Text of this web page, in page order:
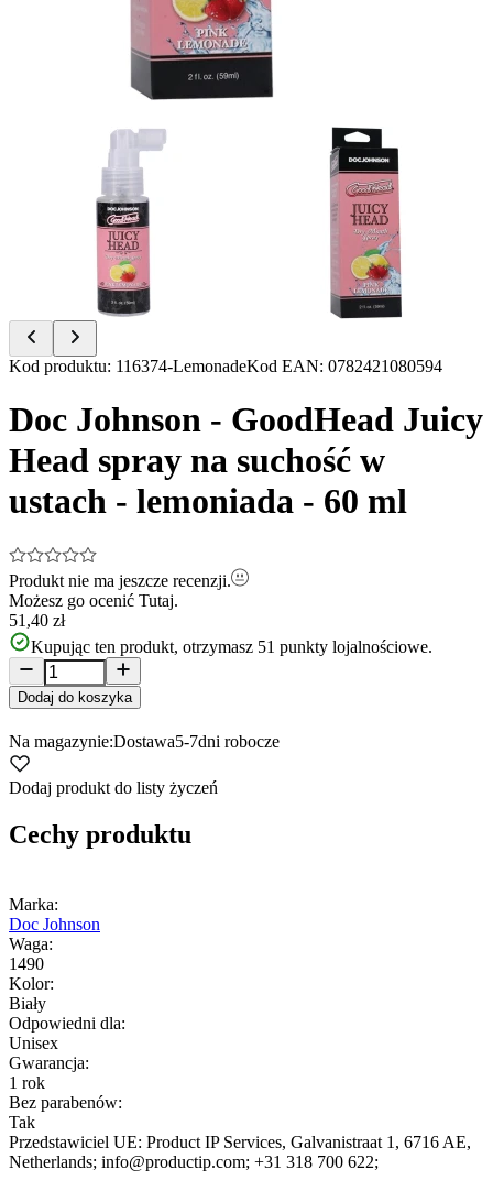
Item
of
Kod produktu: 116374-LemonadeKod EAN: 0782421080594
Doc Johnson - GoodHead Juicy
Head spray na suchość w
ustach - lemoniada - 60 ml
Produkt nie ma jeszcze recenzji.
Możesz go ocenić Tutaj.
51,40 zł
Kupując ten produkt, otrzymasz 51 punkty lojalnościowe.
Dodaj do koszyka
Na magazynie:Dostawa5-7dni robocze
Dodaj produkt do listy życzeń
Cechy produktu
Marka:
Doc Johnson
Waga:
1490
Kolor:
Biały
Odpowiedni dla:
Unisex
Gwarancja:
1 rok
Bez parabenów:
Tak
Przedstawiciel UE: Product IP Services, Galvanistraat 1 , 6716 AE,
Netherlands; info@productip.com; +31 318 700 622;